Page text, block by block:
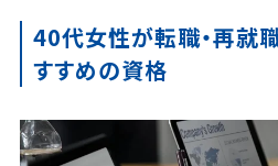
40代女性が転職・再就
すすめの資格